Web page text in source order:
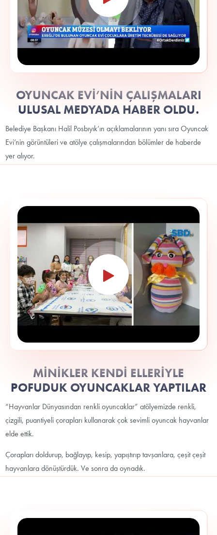
OYUNCAK EVİ’NİN ÇALIŞMALARI
ULUSAL MEDYADA HABER OLDU.
Belediye Başkanı Halil Posbıyık’ın açıklamalarının yanı sıra Oyuncak
Evi’nin görüntüleri ve atölye çalışmalarından bölümler de haberde
yer alıyor.
MİNİKLER KENDİ ELLERİYLE
POFUDUK OYUNCAKLAR YAPTILAR
“Hayvanlar Dünyasından renkli oyuncaklar” atölyemizde renkli,
çizgili, puantiyeli çorapları kullanarak çok sevimli oyuncak hayvanlar
elde ettik.
Çorapları doldurup, bağlayıp, kesip, yapıştırıp tavşanlara, çeşit çeşit
hayvanlara dönüştürdük. Ve sonra da oynadık.